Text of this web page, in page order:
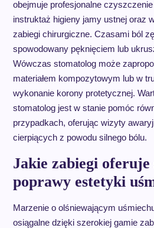
obejmuje profesjonalne
instruktaż higieny jamy ustnej oraz
zabiegi chirurgiczne. Czasami ból
spowodowany pęknięciem lub
Wówczas stomatolog może
materiałem kompozytowym lub w
wykonanie korony protetycznej.
stomatolog jest w stanie pomóc
przypadkach, oferując wizyty
cierpiących z powodu silnego bólu.
Jakie zabiegi
poprawy estetyki
Marzenie o olśniewającym
osiągalne dzięki szerokiej gamie